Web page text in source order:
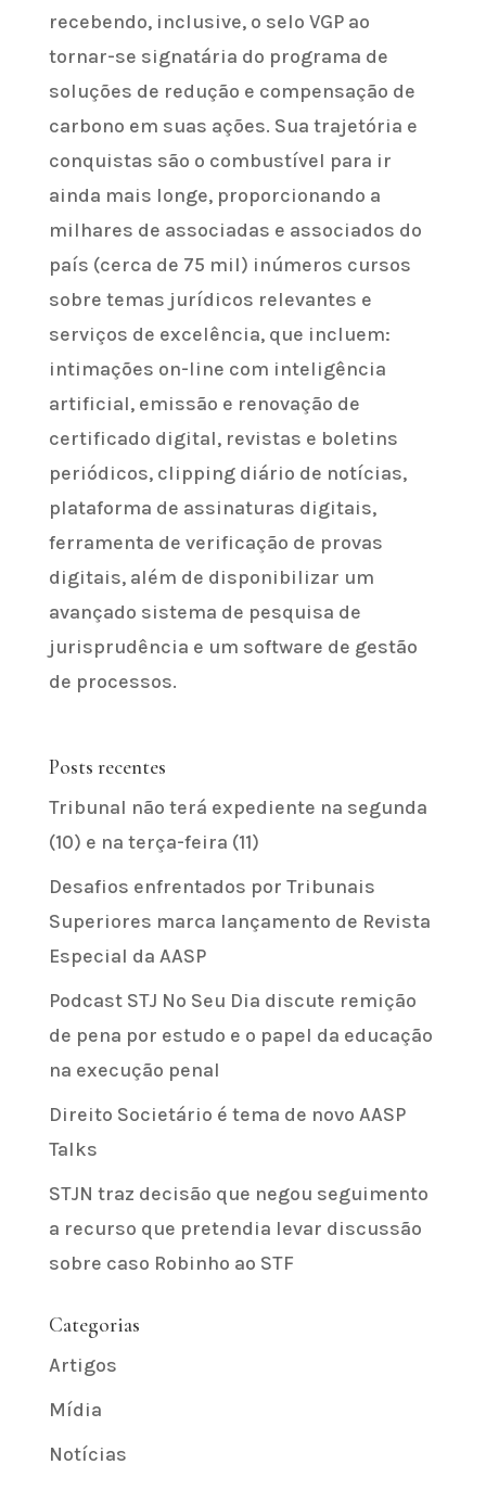
recebendo, inclusive, o selo VGP ao
tornar-se signatária do programa de
soluções de redução e compensação de
carbono em suas ações. Sua trajetória e
conquistas são o combustível para ir
ainda mais longe, proporcionando a
milhares de associadas e associados do
país (cerca de 75 mil) inúmeros cursos
sobre temas jurídicos relevantes e
serviços de excelência, que incluem:
intimações on-line com inteligência
artificial, emissão e renovação de
certificado digital, revistas e boletins
periódicos, clipping diário de notícias,
plataforma de assinaturas digitais,
ferramenta de verificação de provas
digitais, além de disponibilizar um
avançado sistema de pesquisa de
jurisprudência e um software de gestão
de processos.
Posts recentes
Tribunal não terá expediente na segunda
(10) e na terça-feira (11)
Desafios enfrentados por Tribunais
Superiores marca lançamento de Revista
Especial da AASP
Podcast STJ No Seu Dia discute remição
de pena por estudo e o papel da educação
na execução penal
Direito Societário é tema de novo AASP
Talks
STJN traz decisão que negou seguimento
a recurso que pretendia levar discussão
sobre caso Robinho ao STF
Categorias
Artigos
Mídia
Notícias